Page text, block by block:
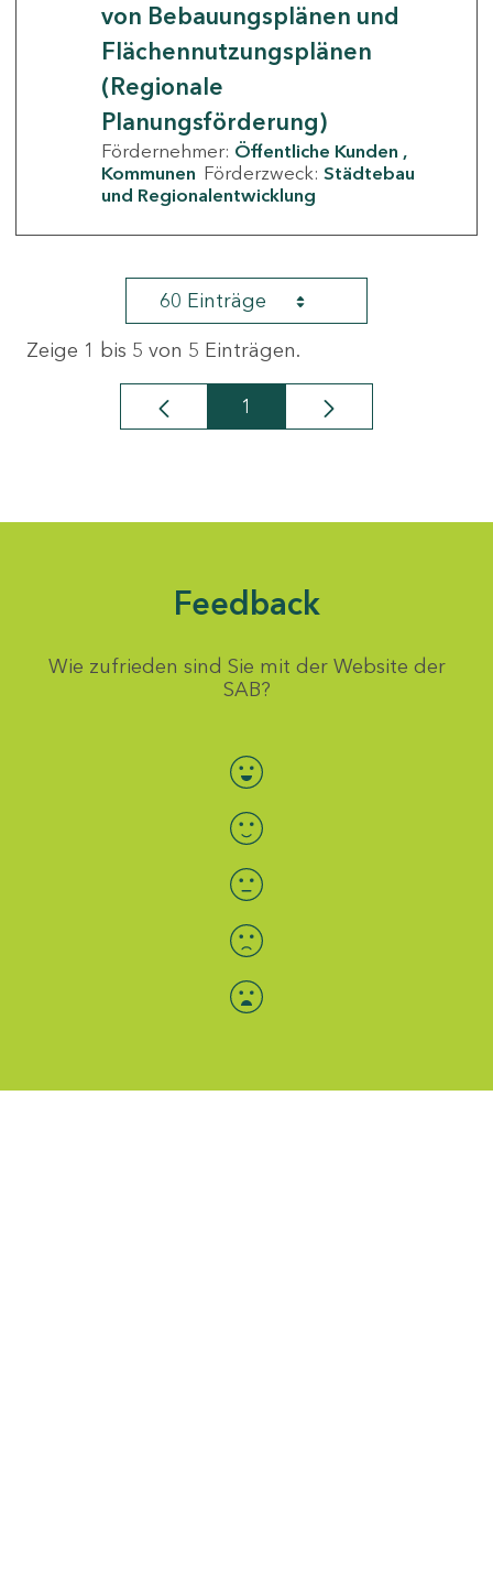
von Bebauungsplänen und
Flächennutzungsplänen
(Regionale
Planungsförderung)
Fördernehmer: Öffentliche Kunden
Kommunen Förderzweck: Städtebau
und Regionalentwicklung
60 Einträge
Zeige 1 bis 5 von 5 Einträgen.
Seite
1
Feedback
Wie zufrieden sind Sie mit der Website der
SAB?
Bewertung auswählen